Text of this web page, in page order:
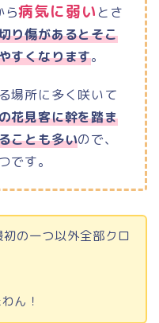
ら病気に弱いとさ
り傷があるとそこ
すくなります。
場所に多く咲いて
花見客に幹を踏ま
ことも多いので、
です。
の一つ以外全部クロ
ん！